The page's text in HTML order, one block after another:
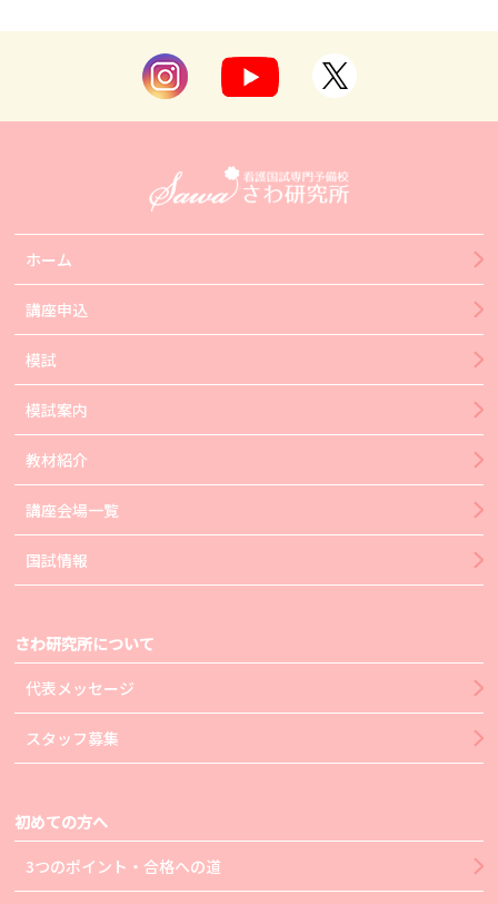
ホーム
講座申込
模試
模試案内
教材紹介
講座会場一覧
国試情報
さわ研究所について
代表メッセージ
スタッフ募集
初めての方へ
3つのポイント・合格への道